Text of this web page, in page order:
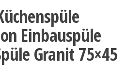
Einbauspüle
Granit 75×45